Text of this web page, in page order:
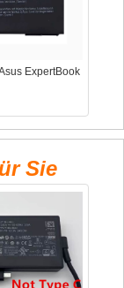
ExpertBook
Sie